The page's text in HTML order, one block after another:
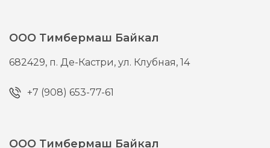
ООО Тимбермаш Байкал
682429, п. Де-Кастри,ул. Клубная, 14
+7 (908) 653-77-61
ООО Тимбермаш Байкал